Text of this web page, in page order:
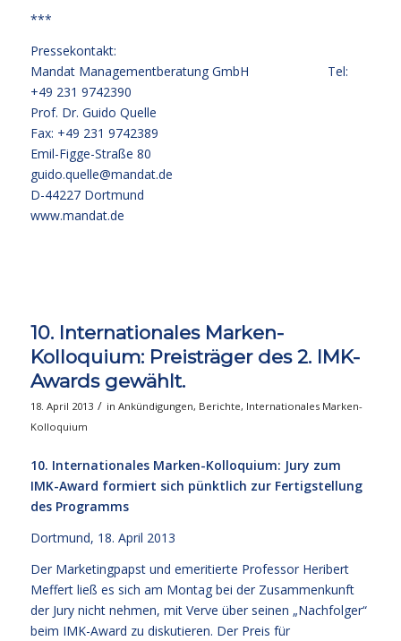
***
Pressekontakt:
Mandat Managementberatung GmbH Tel:
+49 231 9742390
Prof. Dr. Guido Quelle
Fax: +49 231 9742389
Emil-Figge-Straße 80
guido.quelle@mandat.de
D-44227 Dortmund
www.mandat.de
10. Internationales Marken-
Kolloquium: Preisträger des 2. IMK-
Awards gewählt.
18. April 2013 / in Ankündigungen, Berichte, Internationales Marken-
Kolloquium
10. Internationales Marken-Kolloquium: Jury zum
IMK-Award formiert sich pünktlich zur Fertigstellung
des Programms
Dortmund, 18. April 2013
Der Marketingpapst und emeritierte Professor Heribert
Meffert ließ es sich am Montag bei der Zusammenkunft
der Jury nicht nehmen, mit Verve über seinen „Nachfolger“
beim IMK-Award zu diskutieren. Der Preis für